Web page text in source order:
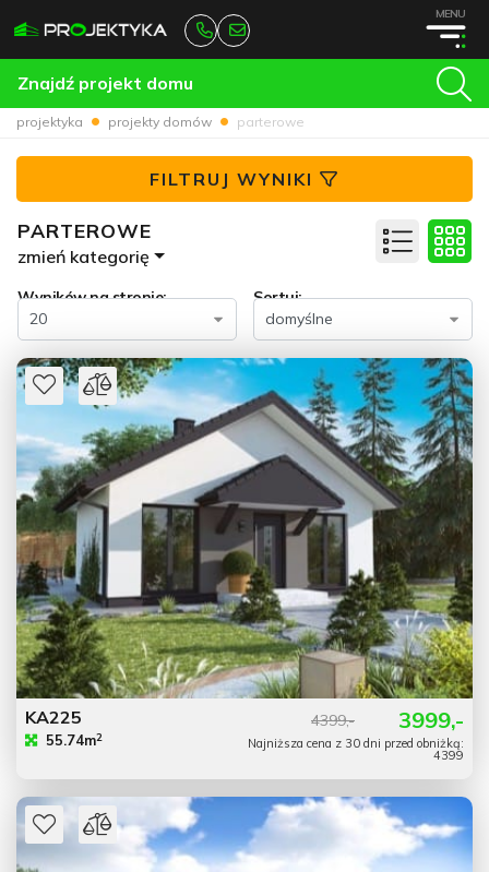
MENU
Znajdź projekt domu
projektyka projekty domów parterowe
FILTRUJ WYNIKI
PARTEROWE
zmień kategorię
Wyników na stronie: Sortuj:
KA225
55.74m2
3999,-
4399,-
Najniższa cena z 30 dni przed obniżką:
4399